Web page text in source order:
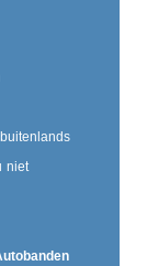
niet